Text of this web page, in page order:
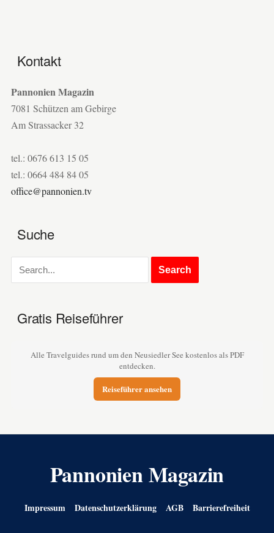
Kontakt
Pannonien Magazin
7081 Schützen am Gebirge
Am Strassacker 32
tel.: 0676 613 15 05
tel.: 0664 484 84 05
office@pannonien.tv
Suche
Gratis Reiseführer
Alle Travelguides rund um den Neusiedler See kostenlos als PDF
entdecken.
Reiseführer ansehen
Pannonien Magazin
Impressum Datenschutzerklärung AGB Barrierefreiheit